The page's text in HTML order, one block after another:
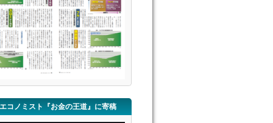
コノミスト『お金の王道』に寄稿